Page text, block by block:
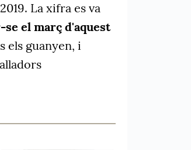
La xifra es va
el març d'aquest
els guanyen, i